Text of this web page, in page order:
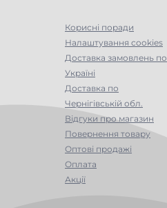
Корисні поради
Налаштування cookies
Доставка замовлень по
Україні
Доставка по
Чернігівській обл.
Відгуки про магазин
Повернення товару
Оптові продажі
Оплата
Акції